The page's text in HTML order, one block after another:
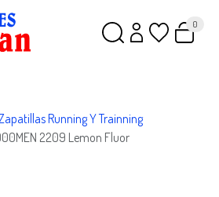
0
Running Y Trainning
2209 Lemon Fluor